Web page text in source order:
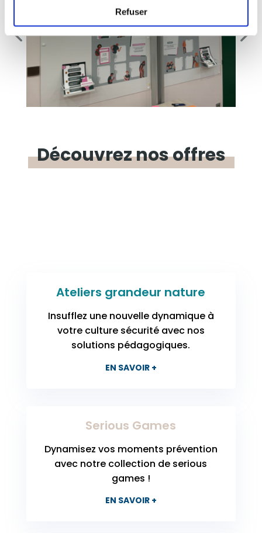
Refuser
Découvreznos offres
Ateliers grandeur nature
Insufflez une nouvelle dynamique à
votre culture sécurité avec nos
solutions pédagogiques.
EN SAVOIR +
Serious Games
Dynamisez vos moments prévention
avec notre collection de serious
games !
EN SAVOIR +